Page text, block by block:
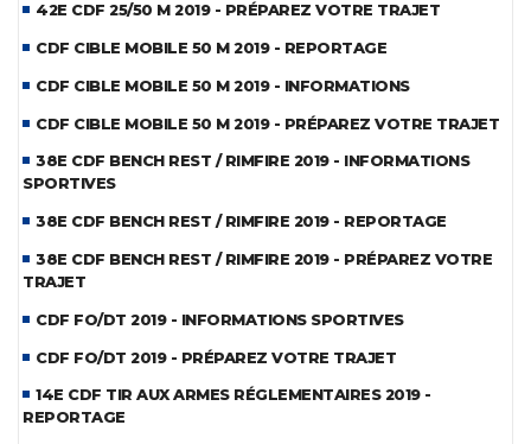
42E CDF 25/50 M 2019 - PRÉPAREZ VOTRE TRAJET
CDF CIBLE MOBILE 50 M 2019 - REPORTAGE
CDF CIBLE MOBILE 50 M 2019 - INFORMATIONS
CDF CIBLE MOBILE 50 M 2019 - PRÉPAREZ VOTRE TRAJET
38E CDF BENCH REST / RIMFIRE 2019 - INFORMATIONS
SPORTIVES
38E CDF BENCH REST / RIMFIRE 2019 - REPORTAGE
38E CDF BENCH REST / RIMFIRE 2019 - PRÉPAREZ VOTRE
TRAJET
CDF FO/DT 2019 - INFORMATIONS SPORTIVES
CDF FO/DT 2019 - PRÉPAREZ VOTRE TRAJET
14E CDF TIR AUX ARMES RÉGLEMENTAIRES 2019 -
REPORTAGE